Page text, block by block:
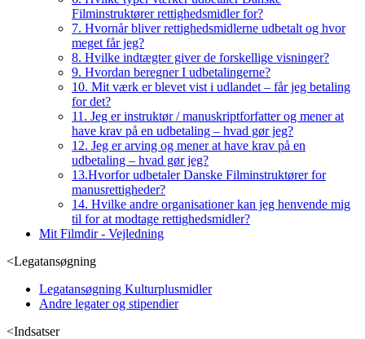
Filminstruktører rettighedsmidler for?
7. Hvornår bliver rettighedsmidlerne udbetalt og hvor
meget får jeg?
8. Hvilke indtægter giver de forskellige visninger?
9. Hvordan beregner I udbetalingerne?
10. Mit værk er blevet vist i udlandet – får jeg betaling
for det?
11. Jeg er instruktør / manuskriptforfatter og mener at
have krav på en udbetaling – hvad gør jeg?
12. Jeg er arving og mener at have krav på en
udbetaling – hvad gør jeg?
13.Hvorfor udbetaler Danske Filminstruktører for
manusrettigheder?
14. Hvilke andre organisationer kan jeg henvende mig
til for at modtage rettighedsmidler?
Mit Filmdir - Vejledning
<Legatansøgning
Legatansøgning Kulturplusmidler
Andre legater og stipendier
<Indsatser